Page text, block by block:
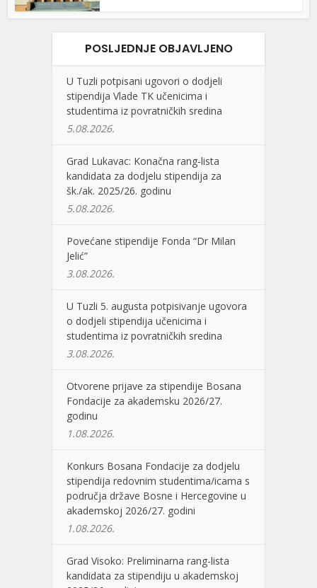
POSLJEDNJE OBJAVLJENO
U Tuzli potpisani ugovori o dodjeli
stipendija Vlade TK učenicima i
studentima iz povratničkih sredina
5.08.2026.
Grad Lukavac: Konačna rang-lista
kandidata za dodjelu stipendija za
šk./ak. 2025/26. godinu
5.08.2026.
Povećane stipendije Fonda “Dr Milan
Jelić”
3.08.2026.
U Tuzli 5. augusta potpisivanje ugovora
o dodjeli stipendija učenicima i
studentima iz povratničkih sredina
3.08.2026.
Otvorene prijave za stipendije Bosana
Fondacije za akademsku 2026/27.
godinu
1.08.2026.
Konkurs Bosana Fondacije za dodjelu
stipendija redovnim studentima/icama s
područja države Bosne i Hercegovine u
akademskoj 2026/27. godini
1.08.2026.
Grad Visoko: Preliminarna rang-lista
kandidata za stipendiju u akademskoj